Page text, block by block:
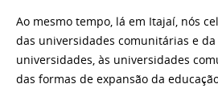
Ao mesmo tempo, lá em Itajaí, nós
das universidades comunitárias e
universidades, às universidades
das formas de expansão da